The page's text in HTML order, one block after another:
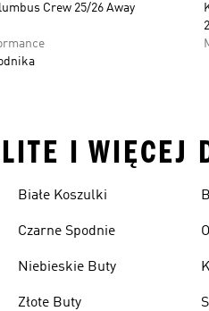
Crew 25/26 Away
I WIĘCEJ
Białe Koszulki
Czarne Spodnie
Niebieskie Buty
Złote Buty